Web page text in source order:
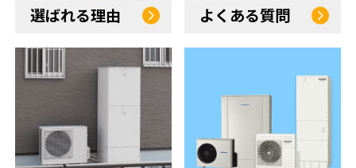
選ばれる理由 よくある質問